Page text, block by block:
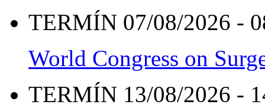
TERMÍN 07/08/2026 -
World Congress on
TERMÍN 13/08/2026 -